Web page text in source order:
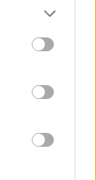
Riesgo bajo o
controlado
apellido
futuro